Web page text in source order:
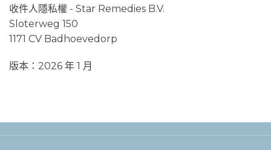
收件人隱私權 - Star Remedies B.V.
Sloterweg 150
1171 CV Badhoevedorp
版本：2026 年 1 月